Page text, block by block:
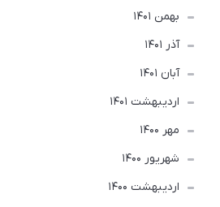
بهمن 1401
آذر 1401
آبان 1401
ارديبهشت 1401
مهر 1400
شهریور 1400
ارديبهشت 1400